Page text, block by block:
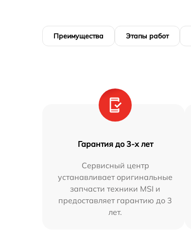
Преимущества Этапы работ
Гарантия до 3-х лет
Сервисный центр
устанавливает оригинальные
запчасти техники MSI и
предоставляет гарантию до 3
лет.